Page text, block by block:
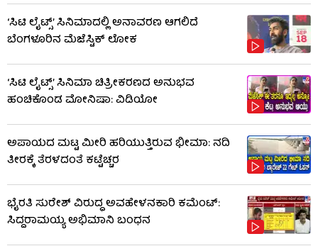
‘ಸಿಟಿ ಲೈಟ್ಸ್’ ಸಿನಿಮಾದಲ್ಲಿ ಅನಾವರಣ ಆಗಲಿದೆ
ಬೆಂಗಳೂರಿನ ಮೆಜೆಸ್ಟಿಕ್ ಲೋಕ
‘ಸಿಟಿ ಲೈಟ್ಸ್’ ಸಿನಿಮಾ ಚಿತ್ರೀಕರಣದ ಅನುಭವ
ಹಂಚಿಕೊಂಡ ಮೋನಿಷಾ: ವಿಡಿಯೋ
ಅಪಾಯದ ಮಟ್ಟ ಮೀರಿ ಹರಿಯುತ್ತಿರುವ ಭೀಮಾ: ನದಿ
ತೀರಕ್ಕೆ ತೆರಳದಂತೆ ಕಟ್ಟೆಚ್ಚರ
ಭೈರತಿ ಸುರೇಶ್ ವಿರುದ್ಧ ಅವಹೇಳನಕಾರಿ ಕಮೆಂಟ್:
ಸಿದ್ದರಾಮಯ್ಯ ಅಭಿಮಾನಿ ಬಂಧನ